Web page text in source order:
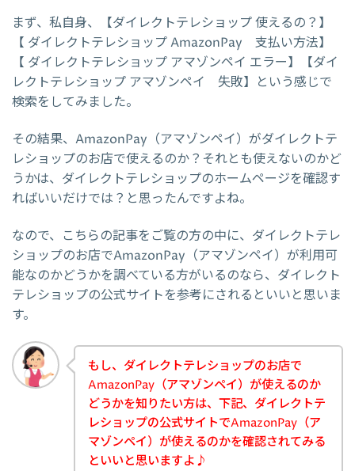
まず、私自身、【ダイレクトテレショップ 使えるの？】
【 ダイレクトテレショップ AmazonPay 支払い方法】
【 ダイレクトテレショップ アマゾンペイ エラー】【ダイ
レクトテレショップ アマゾンペイ 失敗】という感じで
検索をしてみました。
その結果、AmazonPay（アマゾンペイ）がダイレクトテ
レショップのお店で使えるのか？それとも使えないのかど
うかは、ダイレクトテレショップのホームページを確認す
ればいいだけでは？と思ったんですよね。
なので、こちらの記事をご覧の方の中に、ダイレクトテレ
ショップのお店でAmazonPay（アマゾンペイ）が利用可
能なのかどうかを調べている方がいるのなら、ダイレクト
テレショップの公式サイトを参考にされるといいと思いま
す。
もし、ダイレクトテレショップのお店で
AmazonPay（アマゾンペイ）が使えるのか
どうかを知りたい方は、下記、ダイレクトテ
レショップの公式サイトでAmazonPay（ア
マゾンペイ）が使えるのかを確認されてみる
といいと思いますよ♪